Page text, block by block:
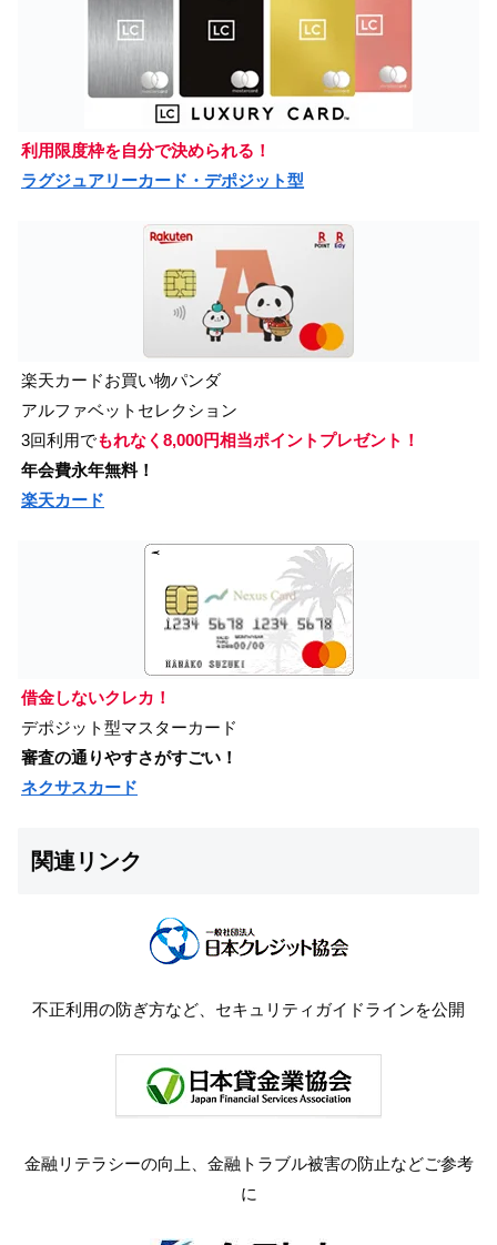
利用限度枠を自分で決められる！
ラグジュアリーカード・デポジット型
楽天カードお買い物パンダ
アルファベットセレクション
3回利用でもれなく8,000円相当ポイントプレゼント！
年会費永年無料！
楽天カード
借金しないクレカ！
デポジット型マスターカード
審査の通りやすさがすごい！
ネクサスカード
関連リンク
不正利用の防ぎ方など、セキュリティガイドラインを公開
金融リテラシーの向上、金融トラブル被害の防止などご参考
に